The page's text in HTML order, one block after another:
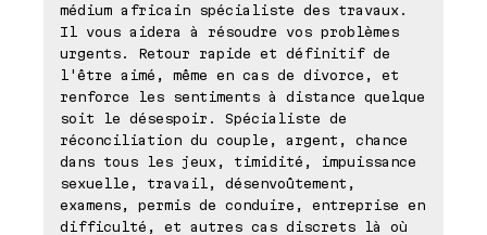
médium africain spécialiste des travaux.
Il vous aidera à résoudre vos problèmes
urgents. Retour rapide et définitif de
l'être aimé, même en cas de divorce, et
renforce les sentiments à distance quelque
soit le désespoir. Spécialiste de
réconciliation du couple, argent, chance
dans tous les jeux, timidité, impuissance
sexuelle, travail, désenvoûtement,
examens, permis de conduire, entreprise en
difficulté, et autres cas discrets là où